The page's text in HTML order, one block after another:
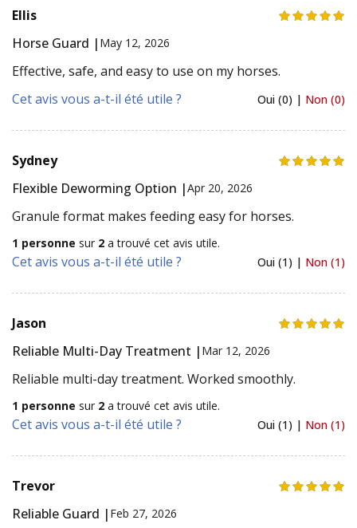
Ellis
Horse Guard | May 12, 2026
Effective, safe, and easy to use on my horses.
Cet avis vous a-t-il été utile ?
Oui (0) | Non (0)
Sydney
Flexible Deworming Option |Apr 20, 2026
Granule format makes feeding easy for horses.
1 personne sur 2 a trouvé cet avis utile.
Cet avis vous a-t-il été utile ? Oui (1) | Non (1)
Jason
Reliable Multi-Day Treatment | Mar 12, 2026
Reliable multi-day treatment. Worked smoothly.
1 personne sur 2 a trouvé cet avis utile.
Cet avis vous a-t-il été utile ? Oui (1) | Non (1)
Trevor
Reliable Guard | Feb 27, 2026